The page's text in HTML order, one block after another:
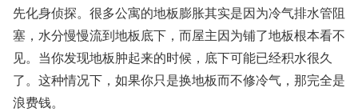
先化身侦探。很多公寓的地板膨胀其实是因为冷气排水管阻
塞，水分慢慢流到地板底下，而屋主因为铺了地板根本看不
见。当你发现地板肿起来的时候，底下可能已经积水很久
了。这种情况下，如果你只是换地板而不修冷气，那完全是
浪费钱。